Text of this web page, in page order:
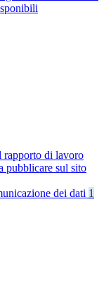
rapporto di lavoro
pubblicare sul sito
dei dati 1